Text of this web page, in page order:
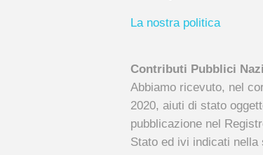
La nostra politica
Contributi Pubblici
Abbiamo ricevuto, nel
2020, aiuti di stato
pubblicazione nel
Stato ed ivi indicati